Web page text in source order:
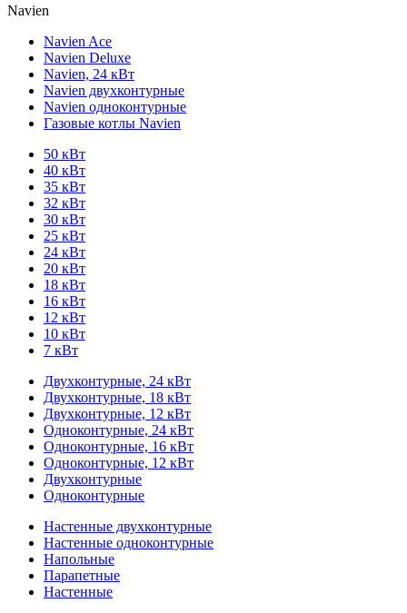
Navien
Navien Ace
Navien Deluxe
Navien, 24 кВт
Navien двухконтурные
Navien одноконтурные
Газовые котлы Navien
50 кВт
40 кВт
35 кВт
32 кВт
30 кВт
25 кВт
24 кВт
20 кВт
18 кВт
16 кВт
12 кВт
10 кВт
7 кВт
Двухконтурные, 24 кВт
Двухконтурные, 18 кВт
Двухконтурные, 12 кВт
Одноконтурные, 24 кВт
Одноконтурные, 16 кВт
Одноконтурные, 12 кВт
Двухконтурные
Одноконтурные
Настенные двухконтурные
Настенные одноконтурные
Напольные
Парапетные
Настенные